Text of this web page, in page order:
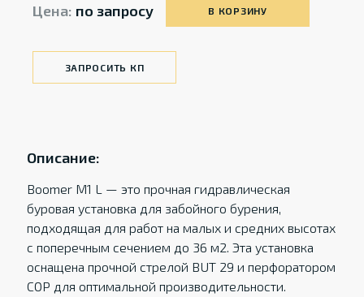
Цена: по запросу В КОРЗИНУ
ЗАПРОСИТЬ КП
Описание:
Boomer M1 L — это прочная гидравлическая
буровая установка для забойного бурения,
подходящая для работ на малых и средних высотах
с поперечным сечением до 36 м2. Эта установка
оснащена прочной стрелой BUT 29 и перфоратором
COP для оптимальной производительности.